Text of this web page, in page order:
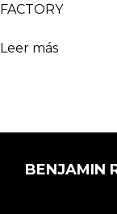
FACTORY
Leer más
BENJAMIN